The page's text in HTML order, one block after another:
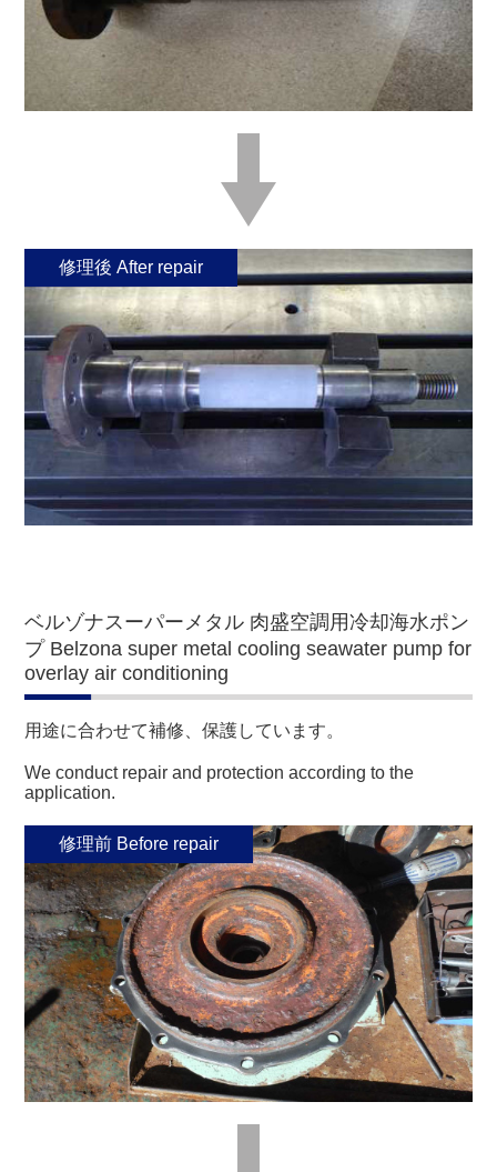
修理後 After repair
ベルゾナスーパーメタル 肉盛空調用冷却海水ポン
プ Belzona super metal cooling seawater pump for
overlay air conditioning
用途に合わせて補修、保護しています。
We conduct repair and protection according to the
application.
修理前 Before repair